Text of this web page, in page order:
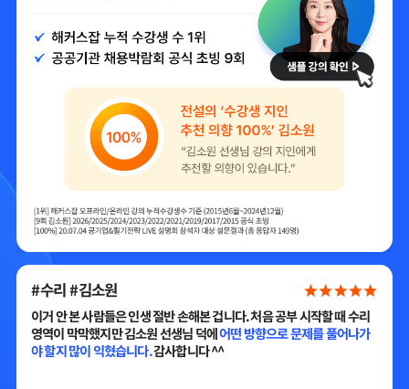
#수리 #김소원
이거 안 본 사람들은 인생 절반 손해본 겁니다. 처음 공부 시작할 때 수리
영역이 막막했지만 김소원 선생님 덕에어떤 방향으로 문제를 풀어나가
야 할지 많이 익혔습니다.감사합니다 ^^